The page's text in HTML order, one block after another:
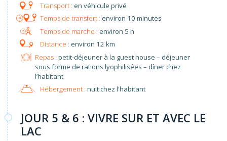
en véhicule privé
environ 10 minutes
environ 5 h
environ 12 km
Repas : petit-déjeuner à la guest house – déjeuner
sous forme de rations lyophilisées – dîner chez
l’habitant
Hébergement : nuit chez l'habitant
JOUR 5 & 6 : VIVRE SUR ET AVEC LE
LAC